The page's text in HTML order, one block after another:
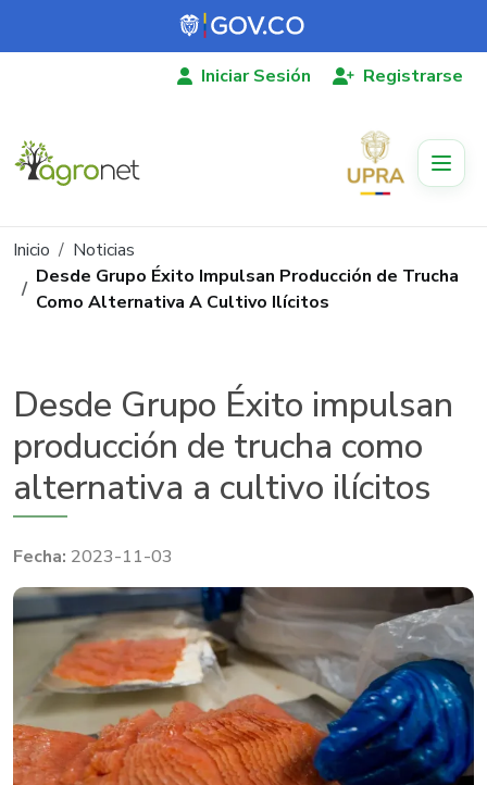
Pasar al contenido principal
Iniciar Sesión Registrarse
Ruta de navegación
Inicio
Noticias
Desde Grupo Éxito Impulsan Producción de Trucha
Como Alternativa A Cultivo Ilícitos
Desde Grupo Éxito impulsan
producción de trucha como
alternativa a cultivo ilícitos
2023-11-03